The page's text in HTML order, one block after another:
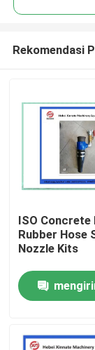
Rumah
Rekomendasi
ISO Concrete
Rubber Hose
Nozzle Kits